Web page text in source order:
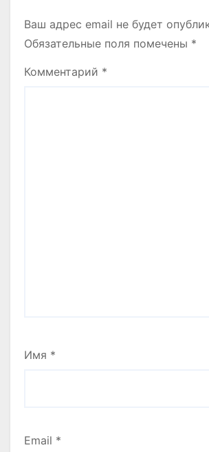
Ваш адрес email не будет
Обязательные поля помечены *
Комментарий *
Имя *
Email *